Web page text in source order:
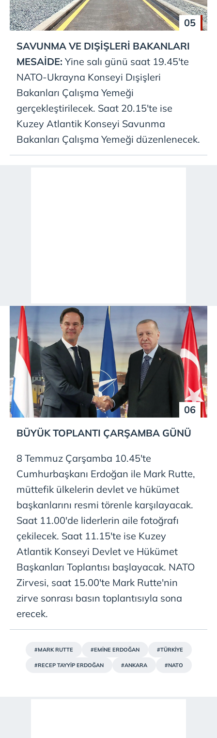
05
SAVUNMA VE DIŞİŞLERİ BAKANLARI
MESAİDE: Yine salı günü saat 19.45'te
NATO-Ukrayna Konseyi Dışişleri
Bakanları Çalışma Yemeği
gerçekleştirilecek. Saat 20.15'te ise
Kuzey Atlantik Konseyi Savunma
Bakanları Çalışma Yemeği düzenlenecek.
06
BÜYÜK TOPLANTI ÇARŞAMBA GÜNÜ
8 Temmuz Çarşamba 10.45'te
Cumhurbaşkanı Erdoğan ile Mark Rutte,
müttefik ülkelerin devlet ve hükümet
başkanlarını resmi törenle karşılayacak.
Saat 11.00'de liderlerin aile fotoğrafı
çekilecek. Saat 11.15'te ise Kuzey
Atlantik Konseyi Devlet ve Hükümet
Başkanları Toplantısı başlayacak. NATO
Zirvesi, saat 15.00'te Mark Rutte'nin
zirve sonrası basın toplantısıyla sona
erecek.
#MARK RUTTE #EMİNE ERDOĞAN #TÜRKİYE
#RECEP TAYYİP ERDOĞAN #ANKARA #NATO